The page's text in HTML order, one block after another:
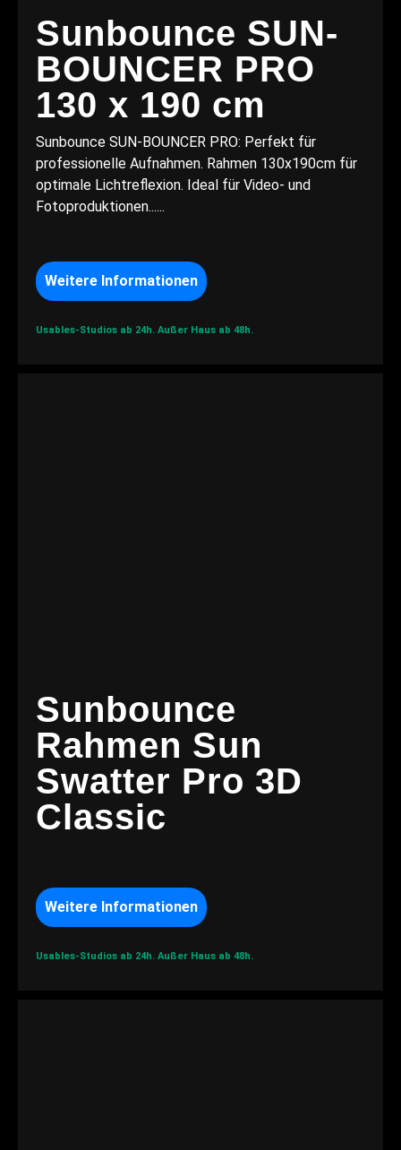
Sunbounce SUN-
BOUNCER PRO
130 x 190 cm
Sunbounce SUN-BOUNCER PRO: Perfekt für
professionelle Aufnahmen. Rahmen 130x190cm für
optimale Lichtreflexion. Ideal für Video- und
Fotoproduktionen......
Weitere Informationen
Usables-Studios ab 24h. Außer Haus ab 48h.
Sunbounce
Rahmen Sun
Swatter Pro 3D
Classic
Weitere Informationen
Usables-Studios ab 24h. Außer Haus ab 48h.